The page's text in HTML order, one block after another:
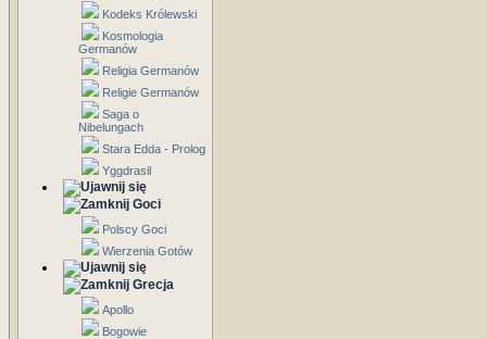
Kodeks Królewski
Kosmologia
Germanów
Religia Germanów
Religie Germanów
Saga o
Nibelungach
Stara Edda - Prolog
Yggdrasil
Goci
Polscy Goci
Wierzenia Gotów
Grecja
Apollo
Bogowie